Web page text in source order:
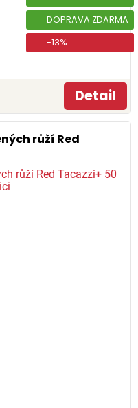
DOPRAVA ZDARMA
-13%
Detail
růží Red